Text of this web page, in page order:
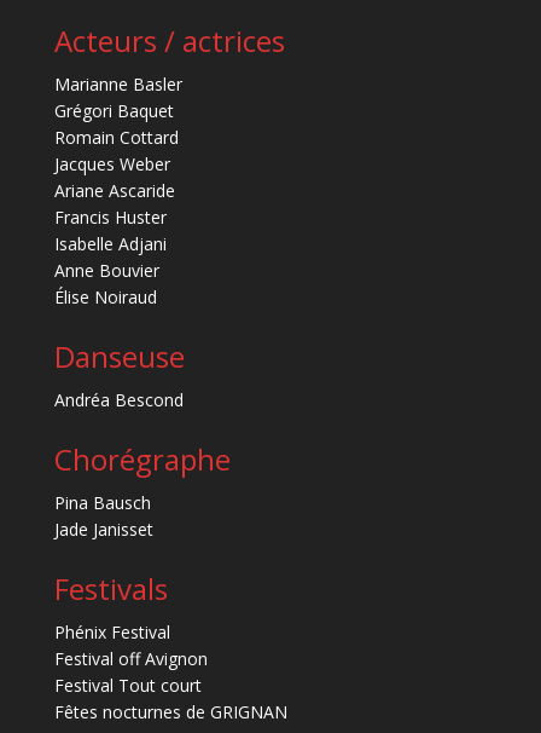
Acteurs / actrices
Marianne Basler
Grégori Baquet
Romain Cottard
Jacques Weber
Ariane Ascaride
Francis Huster
Isabelle Adjani
Anne Bouvier
Élise Noiraud
Danseuse
Andréa Bescond
Chorégraphe
Pina Bausch
Jade Janisset
Festivals
Phénix Festival
Festival off Avignon
Festival Tout court
Fêtes nocturnes de GRIGNAN